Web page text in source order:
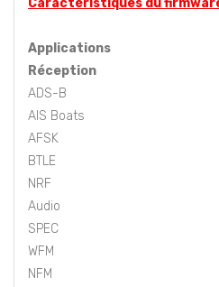
Applications
Réception
ADS-B
AIS Boats
AFSK
BTLE
NRF
Audio
SPEC
WFM
NFM